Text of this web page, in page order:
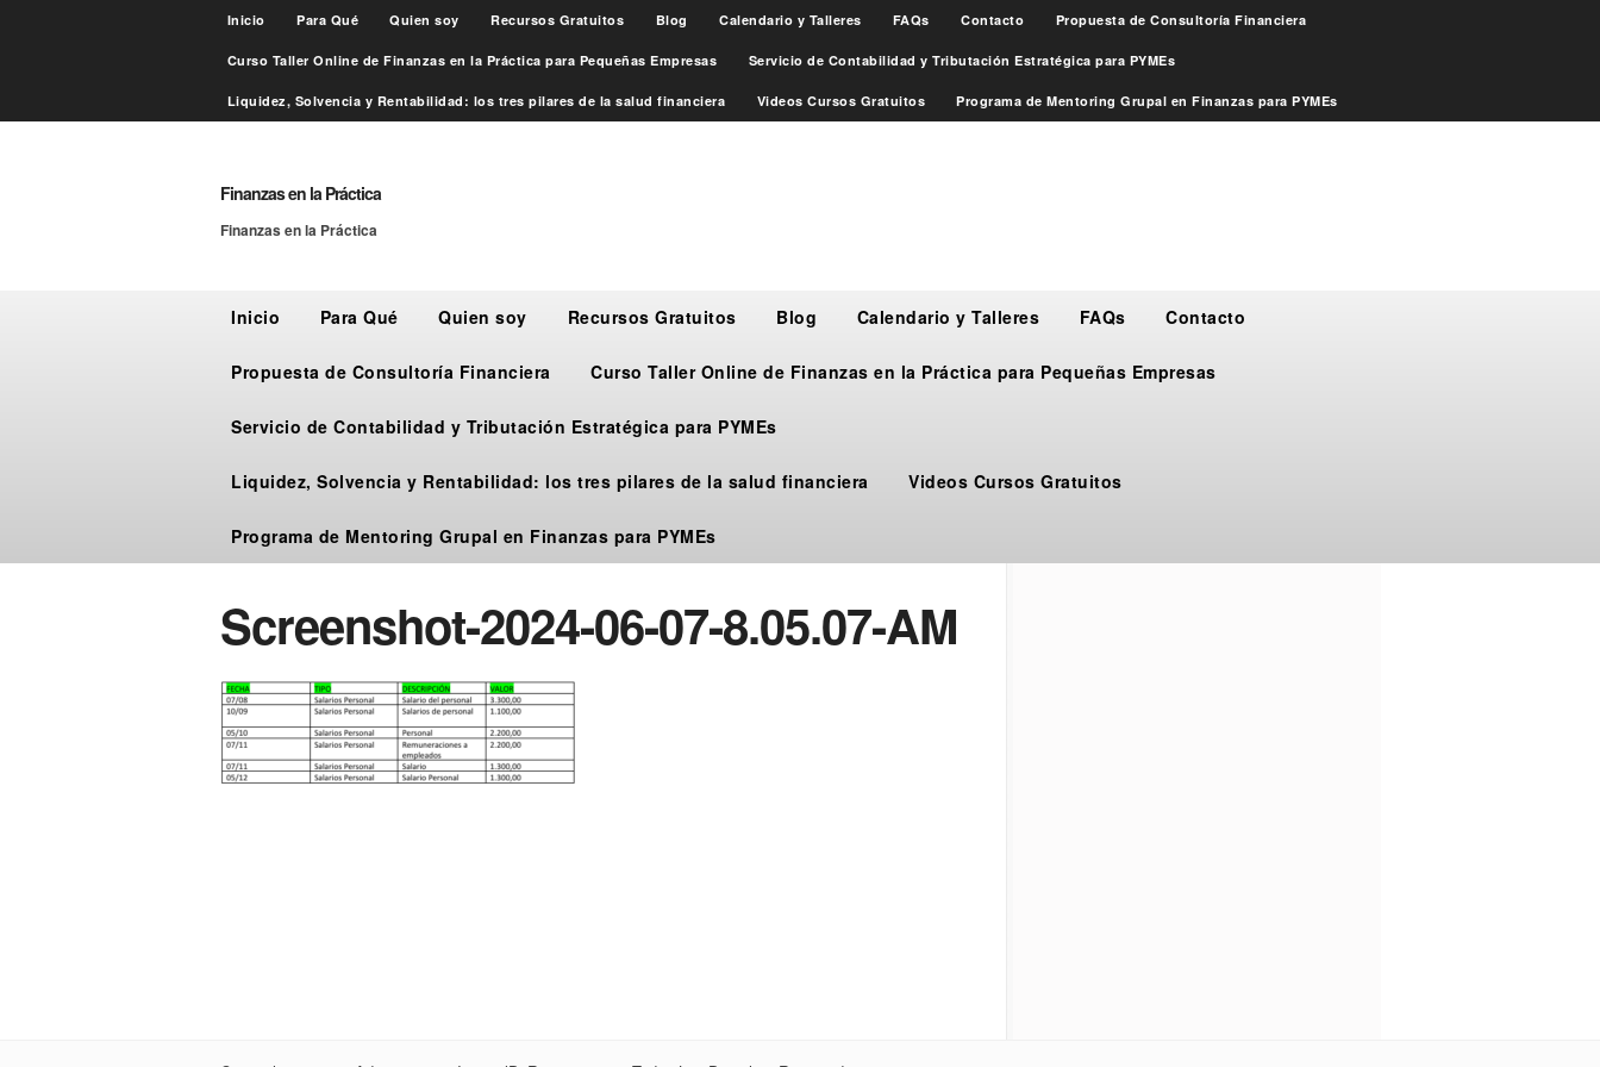
Inicio Para Qué Quien soy Recursos Gratuitos Blog Calendario y Talleres FAQs Contacto Propuesta de Consultoría Financiera
Curso Taller Online de Finanzas en la Práctica para Pequeñas Empresas Servicio de Contabilidad y Tributación Estratégica para PYMEs
Liquidez, Solvencia y Rentabilidad: los tres pilares de la salud financiera Videos Cursos Gratuitos Programa de Mentoring Grupal en Finanzas para PYMEs
Finanzas en la Práctica
Finanzas en la Práctica
Inicio Para Qué Quien soy Recursos Gratuitos Blog Calendario y Talleres FAQs Contacto
Propuesta de Consultoría Financiera Curso Taller Online de Finanzas en la Práctica para Pequeñas Empresas
Servicio de Contabilidad y Tributación Estratégica para PYMEs
Liquidez, Solvencia y Rentabilidad: los tres pilares de la salud financiera Videos Cursos Gratuitos
Programa de Mentoring Grupal en Finanzas para PYMEs
Screenshot-2024-06-07-8.05.07-AM